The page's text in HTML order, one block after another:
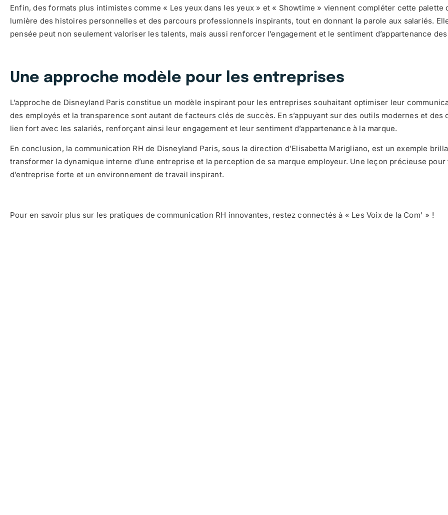
Enfin, des formats plus intimistes comme « Les yeux dans les yeux » et « Showtime » viennent compléter cette
lumière des histoires personnelles et des parcours professionnels inspirants, tout en donnant la parole aux salariés.
pensée peut non seulement valoriser les talents, mais aussi renforcer l’engagement et le sentiment d’appartenance
Une approche modèle pour les entreprises
L’approche de Disneyland Paris constitue un modèle inspirant pour les entreprises souhaitant optimiser leur
des employés et la transparence sont autant de facteurs clés de succès. En s’appuyant sur des outils modernes et
lien fort avec les salariés, renforçant ainsi leur engagement et leur sentiment d’appartenance à la marque.
En conclusion, la communication RH de Disneyland Paris, sous la direction d’Elisabetta Marigliano, est un exemple
transformer la dynamique interne d’une entreprise et la perception de sa marque employeur. Une leçon précieuse
d’entreprise forte et un environnement de travail inspirant.
Pour en savoir plus sur les pratiques de communication RH innovantes, restez connectés à « Les Voix de la Com' » !